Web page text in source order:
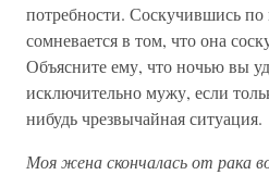
потребности. Соскучившись
сомневается в том, что она
Объясните ему, что ночью вы
исключительно мужу, если
нибудь чрезвычайная ситуация.
Моя жена скончалась от рака